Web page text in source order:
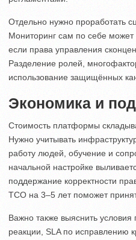
Отдельно нужно проработать
Мониторинг сам по себе может
если права управления
Разделение ролей,
использование защищённых
Экономика и
Стоимость платформы
Нужно учитывать
работу людей, обучение и
начальной настройке
поддержание корректности
TCO на 3–5 лет поможет
Важно также выяснить
реакции, SLA по исправлению